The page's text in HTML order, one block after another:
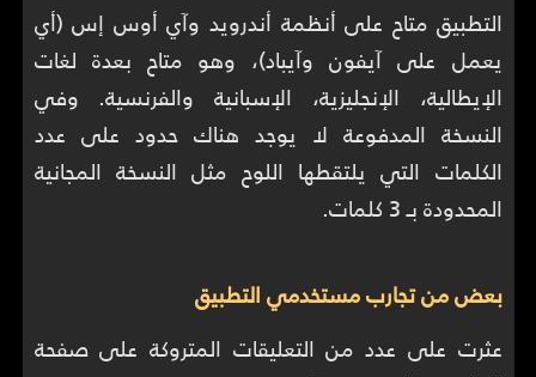
التطبيق متاح على أنظمة أندرويد وآي أوس إس (أي
يعمل على آيفون وآيباد)، وهو متاح بعدة لغات
الإيطالية، الإنجليزية، الإسبانية والفرنسية. وفي
النسخة المدفوعة لا يوجد هناك حدود على عدد
الكلمات التي يلتقطها اللوح مثل النسخة المجانية
المحدودة بـ 3 كلمات.
بعض من تجارب مستخدمي التطبيق
عثرت على عدد من التعليقات المتروكة على صفحة